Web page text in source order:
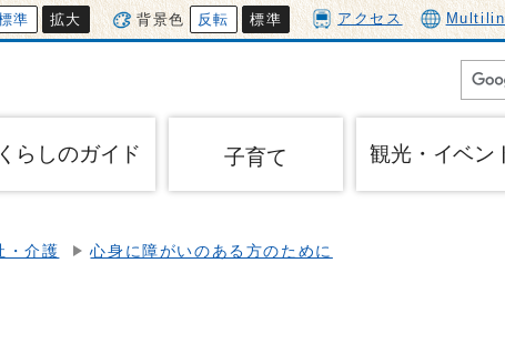
準 拡大 背景色 反転 標準 アクセス
くらしのガイド 子育て 観光・イベン
・介護 心身に障がいのある方のために